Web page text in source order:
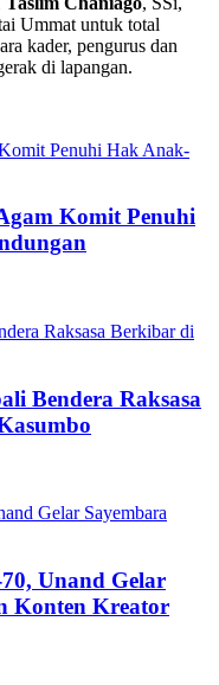
Ummat untuk total
kader, pengurus dan
di lapangan.
Komit Penuhi
Bendera Raksasa
Unand Gelar
Konten Kreator